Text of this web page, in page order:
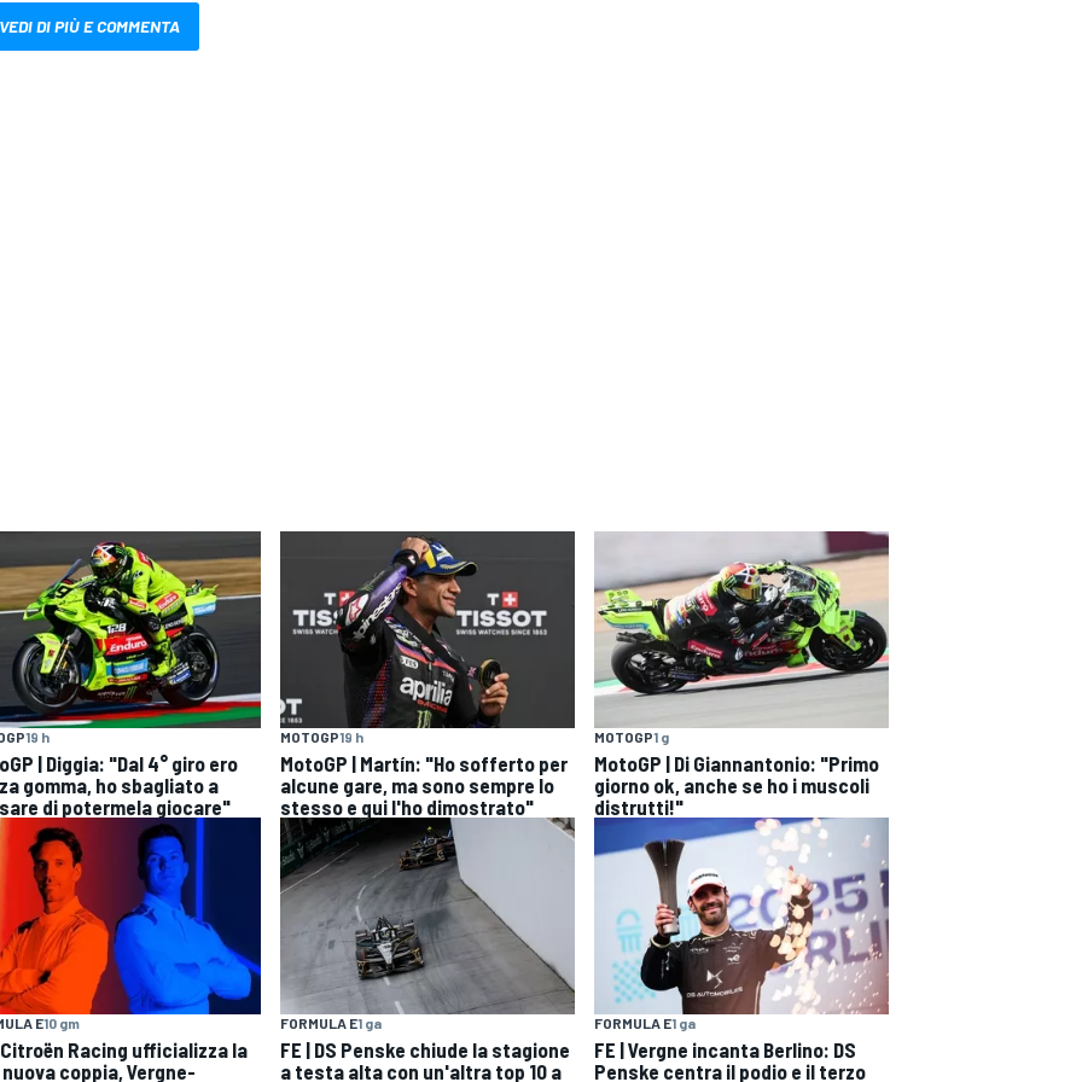
VEDI DI PIÙ E COMMENTA
19 h
| Diggia: "Dal 4° giro ero
gomma, ho sbagliato a
di potermela giocare"
MOTOGP19 h
MotoGP | Martín: "Ho sofferto per
alcune gare, ma sono sempre lo
stesso e qui l'ho dimostrato"
MOTOGP1 g
MotoGP | Di Giannantonio: "Primo
giorno ok, anche se ho i muscoli
distrutti!"
E10 gm
Citroën Racing ufficializza la
coppia, Vergne-
FORMULA E1 ga
FE | DS Penske chiude la stagione
a testa alta con un'altra top 10 a
FORMULA E1 ga
FE | Vergne incanta Berlino: DS
Penske centra il podio e il terzo